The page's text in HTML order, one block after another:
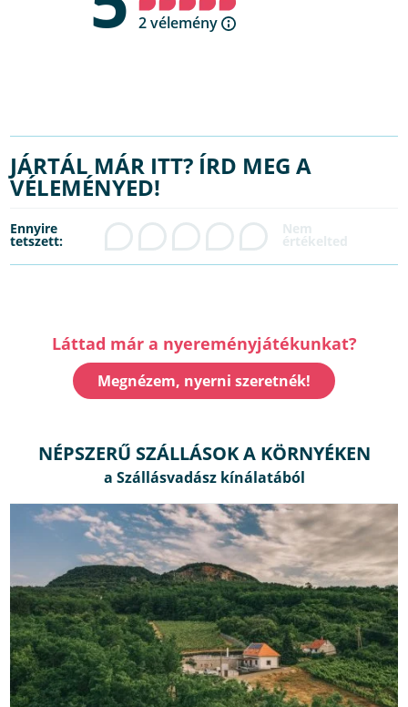
2 vélemény
JÁRTÁL MÁR ITT? ÍRD MEG A
VÉLEMÉNYED!
Ennyire
tetszett:
Láttad már a nyereményjátékunkat?
Megnézem, nyerni szeretnék!
NÉPSZERŰ SZÁLLÁSOK A KÖRNYÉKEN